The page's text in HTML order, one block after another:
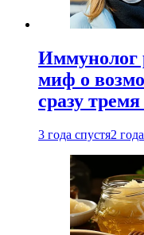
Иммунолог
миф о
сразу
3 года спустя2